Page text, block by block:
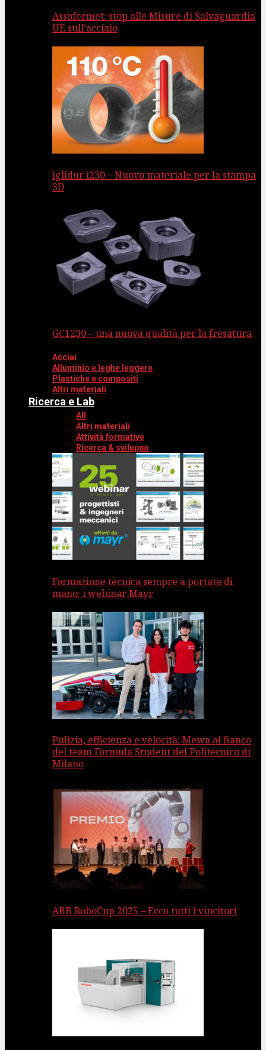
Assofermet: stop alle Misure di Salvaguardia
UE sull’acciaio
iglidur i230 – Nuovo materiale per la stampa
3D
GC1230 – una nuova qualità per la fresatura
Acciai
Alluminio e leghe leggere
Plastiche e compositi
Altri materiali
Ricerca e Lab
All
Altri materiali
Attività formative
Ricerca & sviluppo
Formazione tecnica sempre a portata di
mano: i webinar Mayr
Pulizia, efficienza e velocità: Mewa al fianco
del team Formula Student del Politecnico di
Milano
ABB RoboCup 2025 – Ecco tutti i vincitori